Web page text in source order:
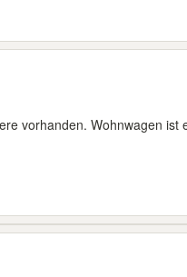
vorhanden. Wohnwagen ist